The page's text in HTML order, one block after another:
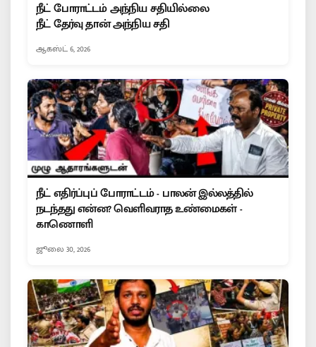
நீட் போராட்டம் அந்நிய சதியில்லை
நீட் தேர்வு தான் அந்நிய சதி
ஆகஸ்ட் 6, 2026
நீட் எதிர்ப்புப் போராட்டம் - பாலன் இல்லத்தில்
நடந்தது என்ன? வெளிவராத உண்மைகள் -
காணொளி
ஜூலை 30, 2026